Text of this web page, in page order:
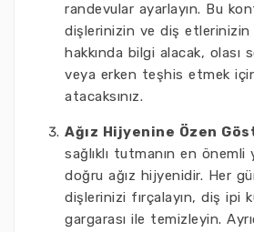
randevular ayarlayın. Bu
dişlerinizin ve diş etlerinizin
hakkında bilgi alacak, olası
veya erken teşhis etmek için
atacaksınız.
Ağız Hijyenine Özen
sağlıklı tutmanın en önemli
doğru ağız hijyenidir. Her
dişlerinizi fırçalayın, diş ipi
gargarası ile temizleyin.